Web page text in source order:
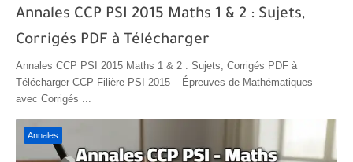
Annales CCP PSI 2015 Maths 1 & 2 : Sujets,
Corrigés PDF à Télécharger
Annales CCP PSI 2015 Maths 1 & 2 : Sujets, Corrigés PDF à
Télécharger CCP Filière PSI 2015 – Épreuves de Mathématiques
avec Corrigés ...
Annales